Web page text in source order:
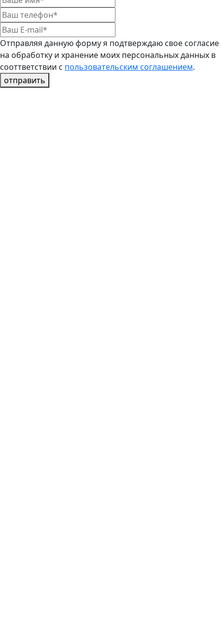
Отправляя данную форму я подтверждаю свое согласие
на обработку и хранение моих персональных данных в
сооттветствии с пользовательским соглашением.
отправить